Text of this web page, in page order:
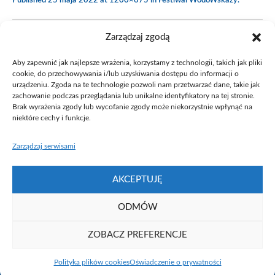
Zarządzaj zgodą
Aby zapewnić jak najlepsze wrażenia, korzystamy z technologii, takich jak pliki
cookie, do przechowywania i/lub uzyskiwania dostępu do informacji o
urządzeniu. Zgoda na te technologie pozwoli nam przetwarzać dane, takie jak
zachowanie podczas przeglądania lub unikalne identyfikatory na tej stronie.
Brak wyrażenia zgody lub wycofanie zgody może niekorzystnie wpłynąć na
niektóre cechy i funkcje.
Zarządzaj serwisami
AKCEPTUJĘ
ODMÓW
ZOBACZ PREFERENCJE
Polityka plików cookiesOświadczenie o prywatności